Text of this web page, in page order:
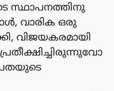
സ്ഥാപനത്തിനു
വാരിക ഒരു
വിജയകരമായി